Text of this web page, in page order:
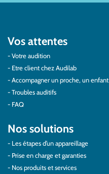
Vos attentes
Votre audition
Etre client chez Audilab
Accompagner un proche, un enfant
Troubles auditifs
FAQ
Nos solutions
Les étapes d’un appareillage
Prise en charge et garanties
Nos produits et services